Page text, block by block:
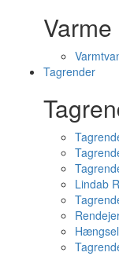
Tagrender
Lindab